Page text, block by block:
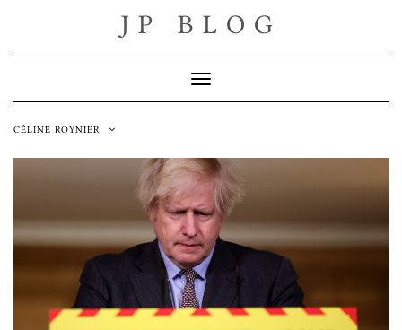
JP BLOG
Toggle Navigation
CÉLINE ROYNIER